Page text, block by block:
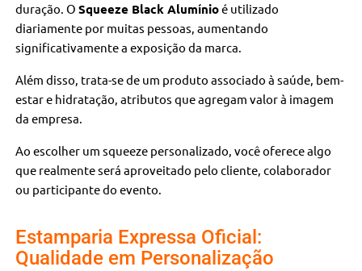
duração. OSqueeze Black Alumínioé utilizado
diariamente por muitas pessoas, aumentando
significativamente a exposição da marca.
Além disso, trata-se de um produto associado à saúde, bem-
estar e hidratação, atributos que agregam valor à imagem
da empresa.
Ao escolher um squeeze personalizado, você oferece algo
que realmente será aproveitado pelo cliente, colaborador
ou participante do evento.
Estamparia Expressa Oficial:
Qualidade em Personalização